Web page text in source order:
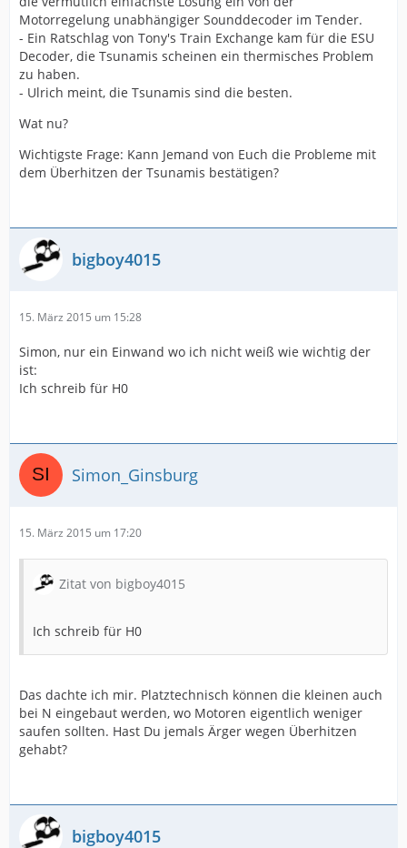
Motorregelung unabhängiger Sounddecoder im Tender.
- Ein Ratschlag von Tony's Train Exchange kam für die ESU
Decoder, die Tsunamis scheinen ein thermisches Problem
zu haben.
- Ulrich meint, die Tsunamis sind die besten.
Wat nu?
Wichtigste Frage: Kann Jemand von Euch die Probleme mit
dem Überhitzen der Tsunamis bestätigen?
bigboy4015
15. März 2015 um 15:28
Simon, nur ein Einwand wo ich nicht weiß wie wichtig der
ist:
Ich schreib für H0
Simon_Ginsburg
15. März 2015 um 17:20
Zitat von bigboy4015
Ich schreib für H0
Das dachte ich mir. Platztechnisch können die kleinen auch
bei N eingebaut werden, wo Motoren eigentlich weniger
saufen sollten. Hast Du jemals Ärger wegen Überhitzen
gehabt?
bigboy4015